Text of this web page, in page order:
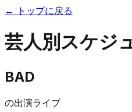
← トップに戻る
芸人別スケジ
BAD
の出演ライブ